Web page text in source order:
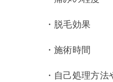
・脱毛効果
・施術時間
・自己処理方